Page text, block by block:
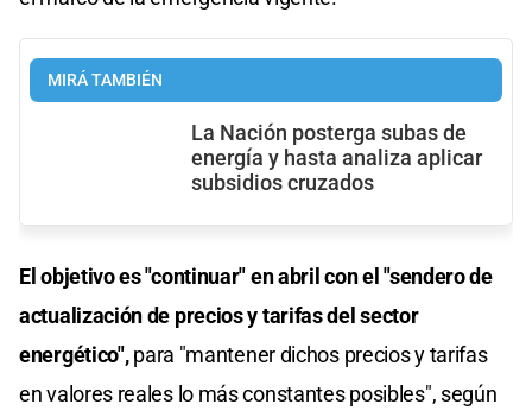
MIRÁ TAMBIÉN
La Nación posterga subas de
energía y hasta analiza aplicar
subsidios cruzados
El objetivo es "continuar" en abril con el "sendero de
actualización de precios y tarifas del sector
energético",para "mantener dichos precios y tarifas
en valores reales lo más constantes posibles", según